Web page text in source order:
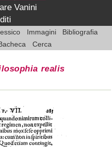
Vanini
Immagini
Bibliografia
Cerca
realis